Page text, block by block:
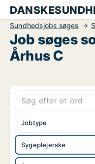
Sundhedsjobs søges
Job søges
Århus C
Sygeplejerske
Jobtype